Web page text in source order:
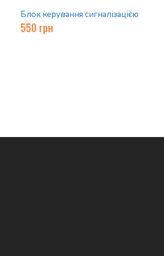
Блок керування сигналізацією
550 грн